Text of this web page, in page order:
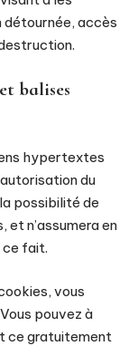
accès
balises
hypertextes
du
possibilité de
n’assumera en
ce fait.
vous
pouvez à
ce gratuitement